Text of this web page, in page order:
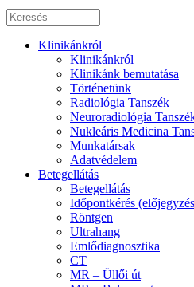
Klinikánkról
Klinikánkról
Klinikánk bemutatása
Történetünk
Radiológia Tanszék
Neuroradiológia
Nukleáris Medicina
Munkatársak
Adatvédelem
Betegellátás
Betegellátás
Időpontkérés
Röntgen
Ultrahang
Emlődiagnosztika
CT
MR – Üllői út